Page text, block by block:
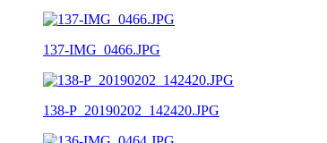
137-IMG_0466.JPG
138-P_20190202_142420.JPG